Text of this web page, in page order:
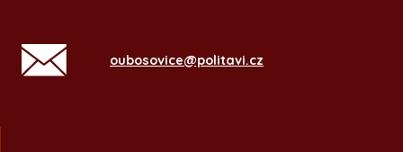
oubosovice@politavi.cz